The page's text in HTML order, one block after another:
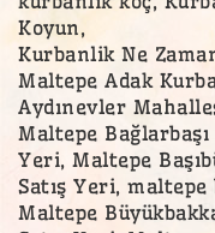
Koyun,
Kurbanlik Ne
Maltepe Adak
Aydınevler
Maltepe
Yeri, Maltepe
Satış Yeri, maltepe
Maltepe